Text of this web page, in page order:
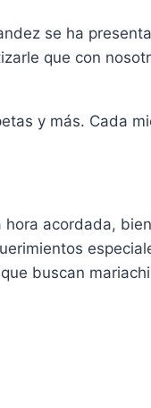
se ha
que con
y más. Cada
hora acordada,
buscan